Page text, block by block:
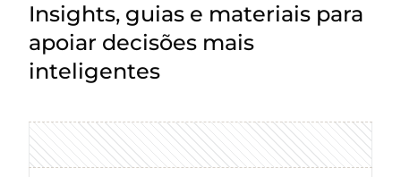
Insights, guias e materiais para
apoiar decisões mais
inteligentes